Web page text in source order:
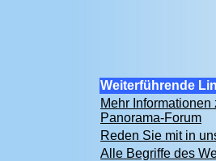
Weiterführende
Mehr
Panorama-Forum
Reden Sie mit in
Alle Begriffe des